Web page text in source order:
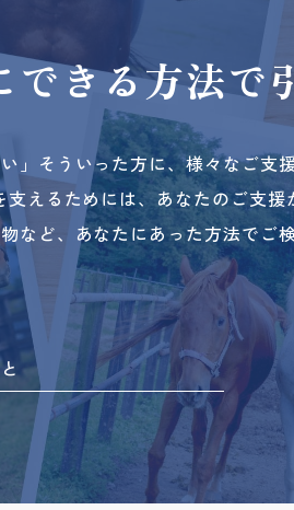
できる方法で
」そういった方に、様々なご支
支えるためには、あなたのご支援
など、あなたにあった方法でご